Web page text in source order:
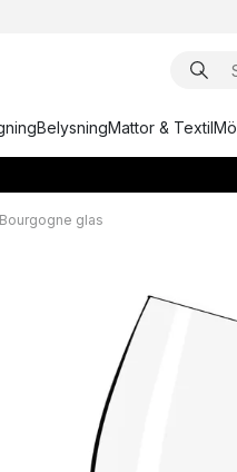
BelysningMattor & Textil
glas